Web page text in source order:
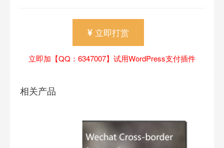
立即打赏
立即加【QQ：6347007】试用WordPress支付插件
相关产品